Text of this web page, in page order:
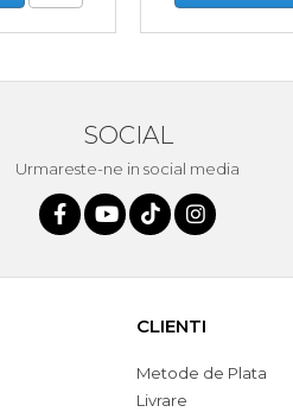
SOCIAL
Urmareste-ne in social media
CLIENTI
Metode de Plata
Livrare